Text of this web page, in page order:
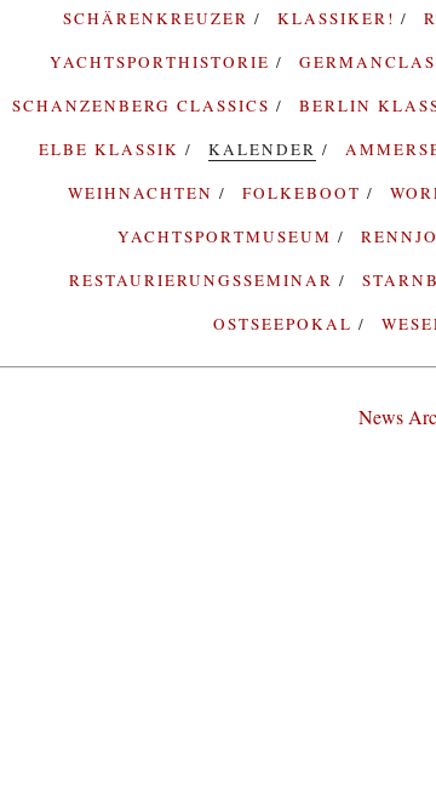
SCHÄRENKREUZER
KLASSIKER!
YACHTSPORTHISTORIE
SCHANZENBERG CLASSICS
BERLIN
ELBE KLASSIK
KALENDER
WEIHNACHTEN
FOLKEBOOT
YACHTSPORTMUSEUM
RESTAURIERUNGSSEMINAR
OSTSEEPOKAL
News